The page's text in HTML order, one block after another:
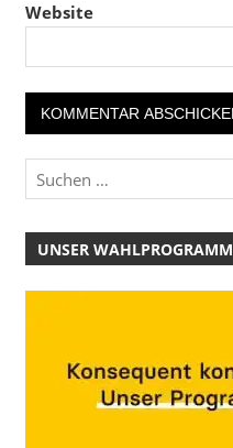
Website
UNSER WAHLPROGRAMM